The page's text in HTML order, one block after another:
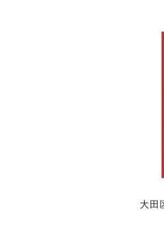
大田